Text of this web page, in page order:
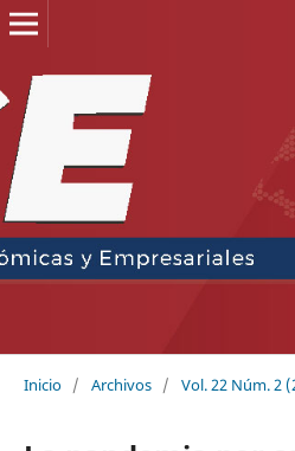
Inicio / Archivos / Vol. 22 Núm. 2